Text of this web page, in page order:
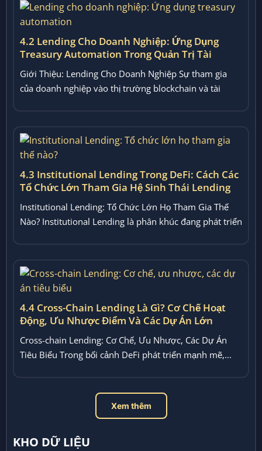
4.2 Lending Cho Doanh Nghiệp: Ứng Dụng
Treasury Automation Trong Quản Trị Tài
Giới Thiệu: Lending Cho Doanh Nghiệp Sự tham gia
của doanh nghiệp vào thị trường blockchain và tài
4.3 Institutional Lending Trong DeFi: Cách Các
Tổ Chức Lớn Tham Gia Hệ Sinh Thái Lending
Institutional Lending: Tổ Chức Lớn Họ Tham Gia Thế
Nào? Institutional Lending là phân khúc đang phát triển
4.4 Cross-Chain Lending Là Gì? Cơ Chế Hoạt
Động, Ưu Nhược Điểm Và Các Dự Án Lớn
Cross-chain Lending: Cơ Chế, Ưu Nhược, Các Dự Án
Tiêu Biểu Trong bối cảnh DeFi phát triển mạnh mẽ,...
Xem thêm
KHO DỮ LIỆU